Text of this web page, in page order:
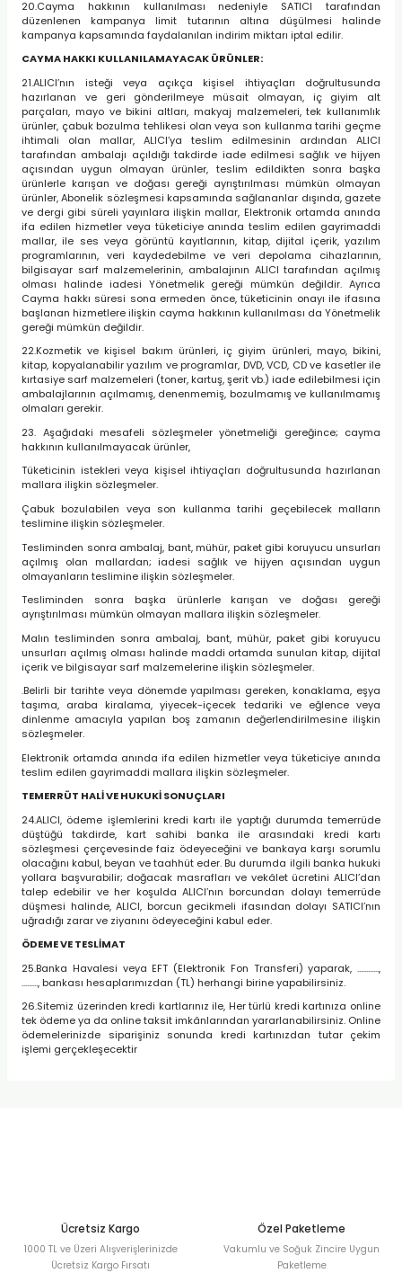
20.Cayma hakkının kullanılması nedeniyle SATICI tarafından
düzenlenen kampanya limit tutarının altına düşülmesi halinde
kampanya kapsamında faydalanılan indirim miktarı iptal edilir.
CAYMA HAKKI KULLANILAMAYACAK ÜRÜNLER:
21.ALICI’nın isteği veya açıkça kişisel ihtiyaçları doğrultusunda
hazırlanan ve geri gönderilmeye müsait olmayan, iç giyim alt
parçaları, mayo ve bikini altları, makyaj malzemeleri, tek kullanımlık
ürünler, çabuk bozulma tehlikesi olan veya son kullanma tarihi geçme
ihtimali olan mallar, ALICI’ya teslim edilmesinin ardından ALICI
tarafından ambalajı açıldığı takdirde iade edilmesi sağlık ve hijyen
açısından uygun olmayan ürünler, teslim edildikten sonra başka
ürünlerle karışan ve doğası gereği ayrıştırılması mümkün olmayan
ürünler, Abonelik sözleşmesi kapsamında sağlananlar dışında, gazete
ve dergi gibi süreli yayınlara ilişkin mallar, Elektronik ortamda anında
ifa edilen hizmetler veya tüketiciye anında teslim edilen gayrimaddi
mallar, ile ses veya görüntü kayıtlarının, kitap, dijital içerik, yazılım
programlarının, veri kaydedebilme ve veri depolama cihazlarının,
bilgisayar sarf malzemelerinin, ambalajının ALICI tarafından açılmış
olması halinde iadesi Yönetmelik gereği mümkün değildir. Ayrıca
Cayma hakkı süresi sona ermeden önce, tüketicinin onayı ile ifasına
başlanan hizmetlere ilişkin cayma hakkının kullanılması da Yönetmelik
gereği mümkün değildir.
22.Kozmetik ve kişisel bakım ürünleri, iç giyim ürünleri, mayo, bikini,
kitap, kopyalanabilir yazılım ve programlar, DVD, VCD, CD ve kasetler ile
kırtasiye sarf malzemeleri (toner, kartuş, şerit vb.) iade edilebilmesi için
ambalajlarının açılmamış, denenmemiş, bozulmamış ve kullanılmamış
olmaları gerekir.
23. Aşağıdaki mesafeli sözleşmeler yönetmeliği gereğince; cayma
hakkının kullanılmayacak ürünler,
Tüketicinin istekleri veya kişisel ihtiyaçları doğrultusunda hazırlanan
mallara ilişkin sözleşmeler.
Çabuk bozulabilen veya son kullanma tarihi geçebilecek malların
teslimine ilişkin sözleşmeler.
Tesliminden sonra ambalaj, bant, mühür, paket gibi koruyucu unsurları
açılmış olan mallardan; iadesi sağlık ve hijyen açısından uygun
olmayanların teslimine ilişkin sözleşmeler.
Tesliminden sonra başka ürünlerle karışan ve doğası gereği
ayrıştırılması mümkün olmayan mallara ilişkin sözleşmeler.
Malın tesliminden sonra ambalaj, bant, mühür, paket gibi koruyucu
unsurları açılmış olması halinde maddi ortamda sunulan kitap, dijital
içerik ve bilgisayar sarf malzemelerine ilişkin sözleşmeler.
.Belirli bir tarihte veya dönemde yapılması gereken, konaklama, eşya
taşıma, araba kiralama, yiyecek-içecek tedariki ve eğlence veya
dinlenme amacıyla yapılan boş zamanın değerlendirilmesine ilişkin
sözleşmeler.
Elektronik ortamda anında ifa edilen hizmetler veya tüketiciye anında
teslim edilen gayrimaddi mallara ilişkin sözleşmeler.
TEMERRÜT HALİ VE HUKUKİ SONUÇLARI
24.ALICI, ödeme işlemlerini kredi kartı ile yaptığı durumda temerrüde
düştüğü takdirde, kart sahibi banka ile arasındaki kredi kartı
sözleşmesi çerçevesinde faiz ödeyeceğini ve bankaya karşı sorumlu
olacağını kabul, beyan ve taahhüt eder. Bu durumda ilgili banka hukuki
yollara başvurabilir; doğacak masrafları ve vekâlet ücretini ALICI’dan
talep edebilir ve her koşulda ALICI’nın borcundan dolayı temerrüde
düşmesi halinde, ALICI, borcun gecikmeli ifasından dolayı SATICI’nın
uğradığı zarar ve ziyanını ödeyeceğini kabul eder.
ÖDEME VE TESLİMAT
25.Banka Havalesi veya EFT (Elektronik Fon Transferi) yaparak, ............,
........., bankası hesaplarımızdan (TL) herhangi birine yapabilirsiniz.
26.Sitemiz üzerinden kredi kartlarınız ile, Her türlü kredi kartınıza online
tek ödeme ya da online taksit imkânlarından yararlanabilirsiniz. Online
ödemelerinizde siparişiniz sonunda kredi kartınızdan tutar çekim
işlemi gerçekleşecektir
Ücretsiz Kargo
1000 TL ve Üzeri Alışverişlerinizde
Ücretsiz Kargo Fırsatı
Özel Paketleme
Vakumlu ve Soğuk Zincire Uygun
Paketleme